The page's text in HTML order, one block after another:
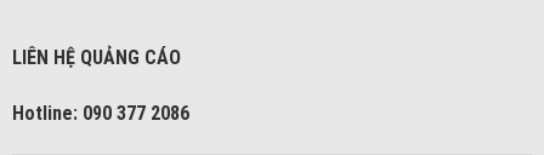
LIÊN HỆ QUẢNG CÁO
Hotline: 090 377 2086